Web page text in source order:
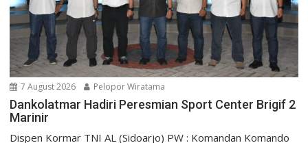
7 August 2026 Pelopor Wiratama
Dankolatmar Hadiri Peresmian Sport Center Brigif 2
Marinir
Dispen Kormar TNI AL (Sidoarjo) PW : Komandan Komando